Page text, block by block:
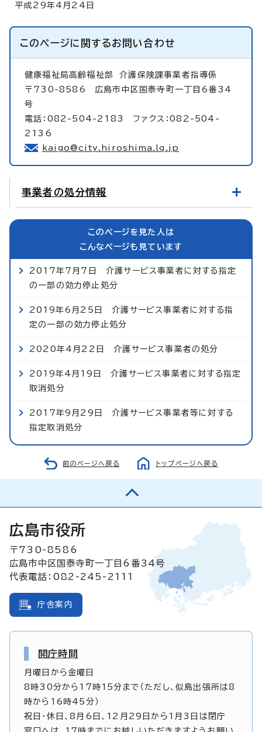
平成29年4月24日
このページに関するお問い合わせ
健康福祉局高齢福祉部介護保険課事業者指導係
〒730-8586 広島市中区国泰寺町一丁目6番34
号
電話：082-504-2183 ファクス：082-504-
2136
kaigo@city.hiroshima.lg.jp
事業者の処分情報
このページを見た人は
こんなページも見ています
2017年7月7日 介護サービス事業者に対する指定
の一部の効力停止処分
2019年6月25日 介護サービス事業者に対する指
定の一部の効力停止処分
2020年4月22日 介護サービス事業者の処分
2019年4月19日 介護サービス事業者に対する指定
取消処分
2017年9月29日 介護サービス事業者等に対する
指定取消処分
前のページへ戻る トップページへ戻る
広島市役所
〒730-8586
広島市中区国泰寺町一丁目6番34号
代表電話：082-245-2111
庁舎案内
開庁時間
月曜日から金曜日
8時30分から17時15分まで（ただし、似島出張所は8
時から16時45分）
祝日・休日、8月6日、12月29日から1月3日は閉庁